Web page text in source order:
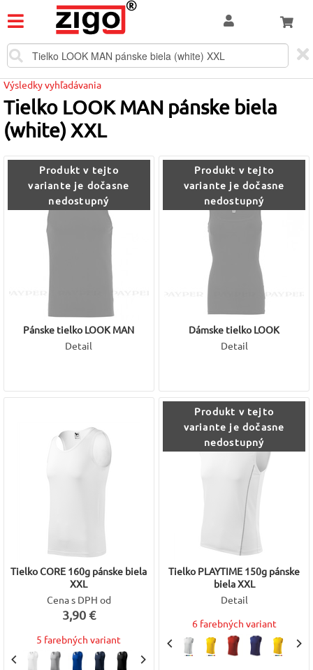
Výsledky vyhľadávania
Tielko LOOK MAN pánske biela
(white) XXL
Produkt v tejto
variante je dočasne
nedostupný
Pánske tielko LOOK MAN
Detail
Produkt v tejto
variante je dočasne
nedostupný
Dámske tielko LOOK
Detail
Tielko CORE 160g pánske biela
XXL
Cena s DPH od
3,90 €
5 farebných variant
Produkt v tejto
variante je dočasne
nedostupný
Tielko PLAYTIME 150g pánske
biela XXL
Detail
6 farebných variant